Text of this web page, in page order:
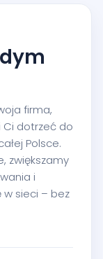
firma,
Ci dotrzeć do
Polsce.
zwiększamy
i
sieci – bez